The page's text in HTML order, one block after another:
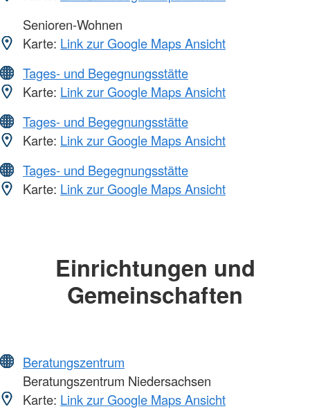
Senioren-Wohnen
Karte: Link zur Google Maps Ansicht
Tages- und Begegnungsstätte
Karte: Link zur Google Maps Ansicht
Tages- und Begegnungsstätte
Karte: Link zur Google Maps Ansicht
Tages- und Begegnungsstätte
Karte: Link zur Google Maps Ansicht
Einrichtungen und
Gemeinschaften
Beratungszentrum
Beratungszentrum Niedersachsen
Karte: Link zur Google Maps Ansicht